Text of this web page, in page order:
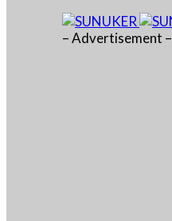
– Advertisement –